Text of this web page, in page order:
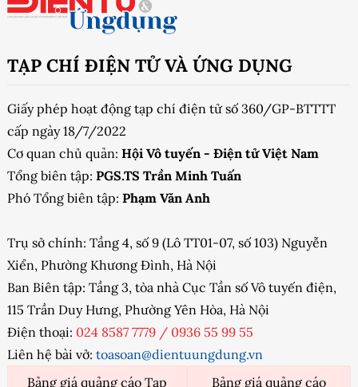
TẠP CHÍ ĐIỆN TỬ VÀ ỨNG DỤNG
Giấy phép hoạt động tạp chí điện tử số 360/GP-BTTTT
cấp ngày 18/7/2022
Cơ quan chủ quản: Hội Vô tuyến - Điện tử Việt Nam
Tổng biên tập: PGS.TS Trần Minh Tuấn
Phó Tổng biên tập: Phạm Văn Anh
Trụ sở chính: Tầng 4, số 9 (Lô TT01-07, số 103) Nguyễn
Xiển, Phường Khương Đình, Hà Nội
Ban Biên tập: Tầng 3, tòa nhà Cục Tần số Vô tuyến điện,
115 Trần Duy Hưng, Phường Yên Hòa, Hà Nội
Điện thoại: 024 8587 7779 / 0936 55 99 55
Liên hệ bài vở: toasoan@dientuungdung.vn
Bảng giá quảng cáo Tạp
Bảng giá quảng cáo